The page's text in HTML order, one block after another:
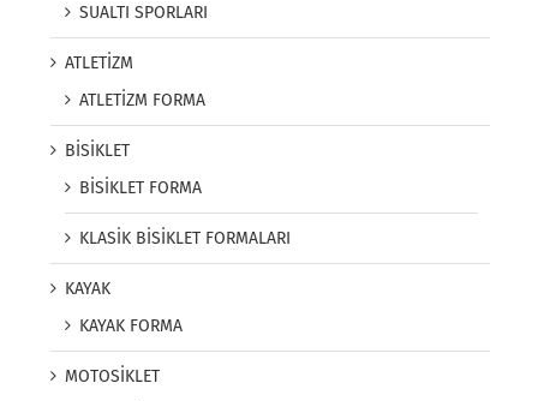
SUALTI SPORLARI
ATLETİZM
ATLETİZM FORMA
BİSİKLET
BİSİKLET FORMA
KLASİK BİSİKLET FORMALARI
KAYAK
KAYAK FORMA
MOTOSİKLET